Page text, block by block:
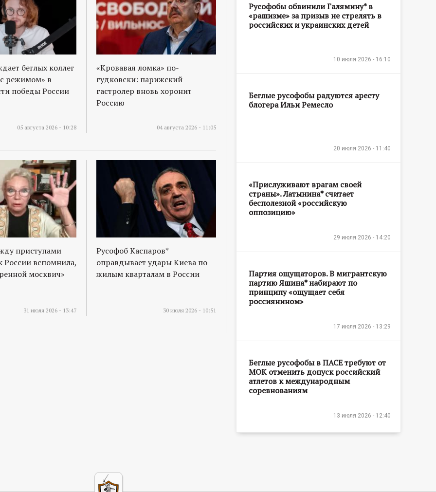
беглых коллег
режимом» в
победы России
05 августа 2026 - 10:28
«Кровавая ломка» по-
гудковски: парижский
гастролер вновь хоронит
Россию
04 августа 2026 - 11:05
приступами
России вспомнила,
москвич»
31 июля 2026 - 13:47
Русофоб Каспаров*
оправдывает удары Киева по
жилым кварталам в России
30 июля 2026 - 10:51
Русофобы обвинили Галямину* в
«рашизме» за призыв не стрелять в
российских и украинских детей
10 июля 2026 - 16:10
Беглые русофобы радуются аресту
блогера Ильи Ремесло
20 июля 2026 - 11:40
«Прислуживают врагам своей
страны». Латынина* считает
бесполезной «российскую
оппозицию»
29 июля 2026 - 14:20
Партия ощущаторов. В мигрантскую
партию Яшина* набирают по
принципу «ощущает себя
россиянином»
17 июля 2026 - 13:29
Беглые русофобы в ПАСЕ требуют от
МОК отменить допуск российский
атлетов к международным
соревнованиям
13 июля 2026 - 12:40